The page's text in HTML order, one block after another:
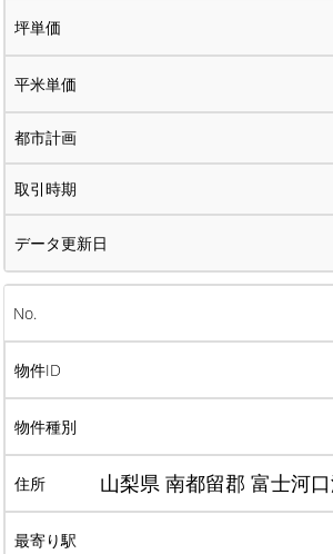
山梨県 南都留郡 富士河